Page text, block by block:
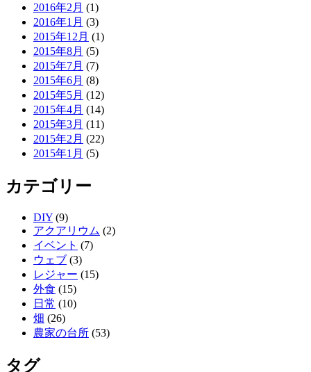
2016年2月 (1)
2016年1月 (3)
2015年12月 (1)
2015年8月 (5)
2015年7月 (7)
2015年6月 (8)
2015年5月 (12)
2015年4月 (14)
2015年3月 (11)
2015年2月 (22)
2015年1月 (5)
カテゴリー
DIY (9)
アクアリウム (2)
イベント (7)
ウェブ (3)
レジャー (15)
外食 (15)
日常 (10)
畑 (26)
農家の台所 (53)
タグ